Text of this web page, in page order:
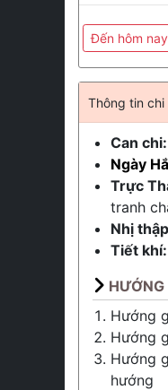
Đến hôm nay
Thông tin
Can chi:
Ngày
Trực
tranh
Nhị
Tiết khí:
Hướng
Hướng
Hướng
hướng